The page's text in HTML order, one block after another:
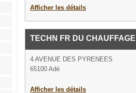
Afficher les détails
TECHN FR DU CHAUFFAGE
4 AVENUE DES PYRENEES
65100 Adé
Afficher les détails